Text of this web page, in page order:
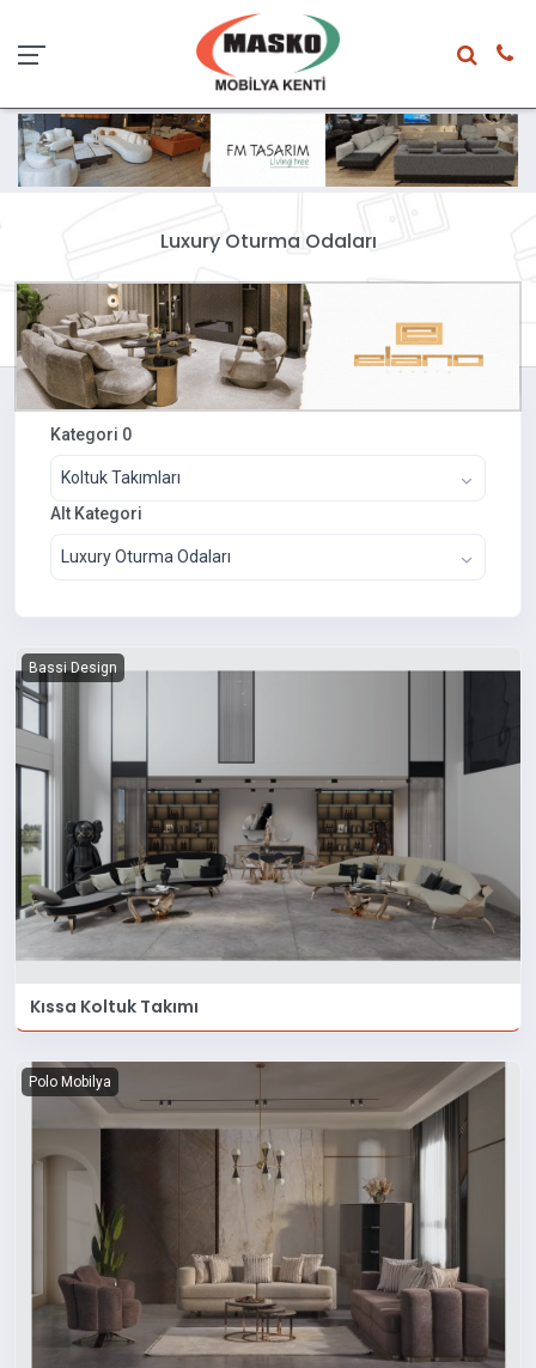
Luxury Oturma Odaları
Kategori 0
Koltuk Takımları
Alt Kategori
Luxury Oturma Odaları
Bassi Design
Kıssa Koltuk Takımı
Polo Mobilya